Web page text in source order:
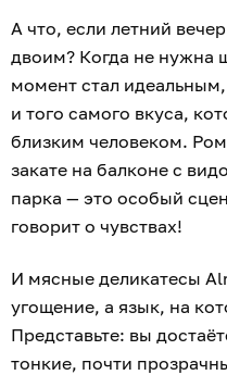
А что, если летний
двоим? Когда не нужна
момент стал
и того самого вкуса,
близким человеком.
закате на балконе с
парка — это особый
говорит о чувствах!
И мясные деликатесы
угощение, а язык, на
Представьте: вы
тонкие, почти